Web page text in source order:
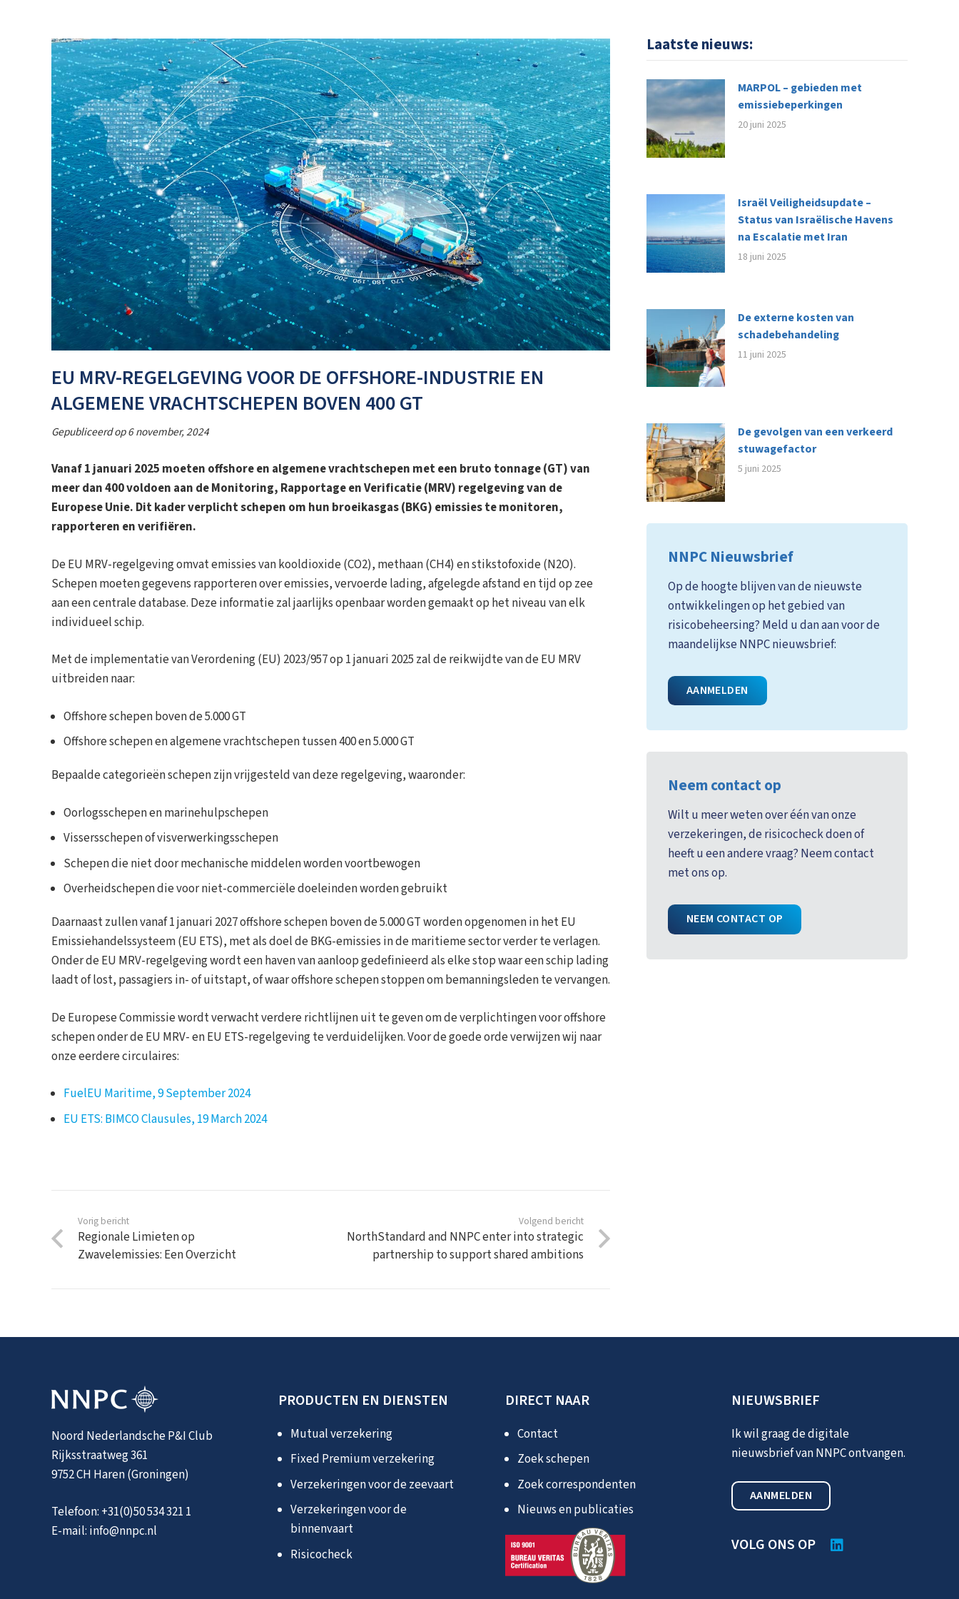
EU MRV-REGELGEVING VOOR DE OFFSHORE-INDUSTRIE EN
ALGEMENE VRACHTSCHEPEN BOVEN 400 GT
Gepubliceerd op6 november, 2024
Vanaf 1 januari 2025 moeten offshore en algemene vrachtschepen met een bruto tonnage (GT) van
meer dan 400 voldoen aan de Monitoring, Rapportage en Verificatie (MRV) regelgeving van de
Europese Unie. Dit kader verplicht schepen om hun broeikasgas (BKG) emissies te monitoren,
rapporteren en verifiëren.
De EU MRV-regelgeving omvat emissies van kooldioxide (CO2), methaan (CH4) en stikstofoxide (N2O).
Schepen moeten gegevens rapporteren over emissies, vervoerde lading, afgelegde afstand en tijd op zee
aan een centrale database. Deze informatie zal jaarlijks openbaar worden gemaakt op het niveau van elk
individueel schip.
Met de implementatie van Verordening (EU) 2023/957 op 1 januari 2025 zal de reikwijdte van de EU MRV
uitbreiden naar:
Offshore schepen boven de 5.000 GT
Offshore schepen en algemene vrachtschepen tussen 400 en 5.000 GT
Bepaalde categorieën schepen zijn vrijgesteld van deze regelgeving, waaronder:
Oorlogsschepen en marinehulpschepen
Vissersschepen of visverwerkingsschepen
Schepen die niet door mechanische middelen worden voortbewogen
Overheidschepen die voor niet-commerciële doeleinden worden gebruikt
Daarnaast zullen vanaf 1 januari 2027 offshore schepen boven de 5.000 GT worden opgenomen in het EU
Emissiehandelssysteem (EU ETS), met als doel de BKG-emissies in de maritieme sector verder te verlagen.
Onder de EU MRV-regelgeving wordt een haven van aanloop gedefinieerd als elke stop waar een schip lading
laadt of lost, passagiers in- of uitstapt, of waar offshore schepen stoppen om bemanningsleden te vervangen.
De Europese Commissie wordt verwacht verdere richtlijnen uit te geven om de verplichtingen voor offshore
schepen onder de EU MRV- en EU ETS-regelgeving te verduidelijken. Voor de goede orde verwijzen wij naar
onze eerdere circulaires:
FuelEU Maritime, 9 September 2024
EU ETS: BIMCO Clausules, 19 March 2024
Vorig bericht
Regionale Limieten op
Zwavelemissies: Een Overzicht
Volgend bericht
NorthStandard and NNPC enter into strategic
partnership to support shared ambitions
Laatste nieuws:
MARPOL – gebieden met
emissiebeperkingen
20 juni 2025
Israël Veiligheidsupdate –
Status van Israëlische Havens
na Escalatie met Iran
18 juni 2025
De externe kosten van
schadebehandeling
11 juni 2025
De gevolgen van een verkeerd
stuwagefactor
5 juni 2025
NNPC Nieuwsbrief
Op de hoogte blijven van de nieuwste
ontwikkelingen op het gebied van
risicobeheersing? Meld u dan aan voor de
maandelijkse NNPC nieuwsbrief:
AANMELDEN
Neem contact op
Wilt u meer weten over één van onze
verzekeringen, de risicocheck doen of
heeft u een andere vraag? Neem contact
met ons op.
NEEM CONTACT OP
Noord Nederlandsche P&I Club
Rijksstraatweg 361
9752 CH Haren (Groningen)
Telefoon: +31(0)50 534 321 1
E-mail: info@nnpc.nl
PRODUCTEN EN DIENSTEN
Mutual verzekering
Fixed Premium verzekering
Verzekeringen voor de zeevaart
Verzekeringen voor de
binnenvaart
Risicocheck
DIRECT NAAR
Contact
Zoek schepen
Zoek correspondenten
Nieuws en publicaties
NIEUWSBRIEF
Ik wil graag de digitale
nieuwsbrief van NNPC ontvangen.
AANMELDEN
VOLG ONS OP